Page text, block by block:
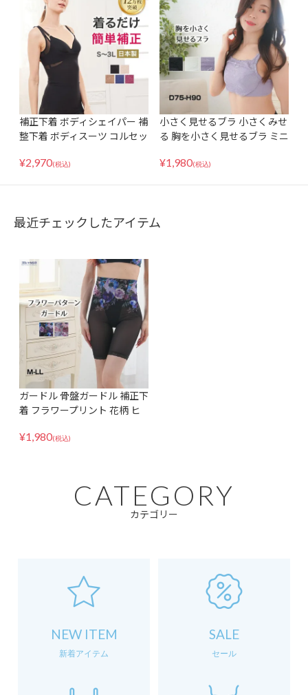
レディース
補正下着 ボディシェイパー 補
整下着 ボディスーツ コルセッ
バストアップ 脇肉 贅肉 レデ
¥2,970(税込)
小さく見せるブラ 小さくみせ
る 胸を小さく見せるブラ ミニ
ブラジャー 大きいサイズ グラ
¥1,980(税込)
最近チェックしたアイテム
ガードル 骨盤ガードル 補正下
着 フラワープリント 花柄 ヒ
サイズ
¥1,980(税込)
CATEGORY
カテゴリー
NEW ITEM
新着アイテム
SALE
セール